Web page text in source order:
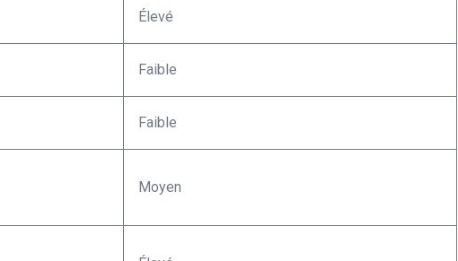
Élevé
Faible
Faible
Moyen